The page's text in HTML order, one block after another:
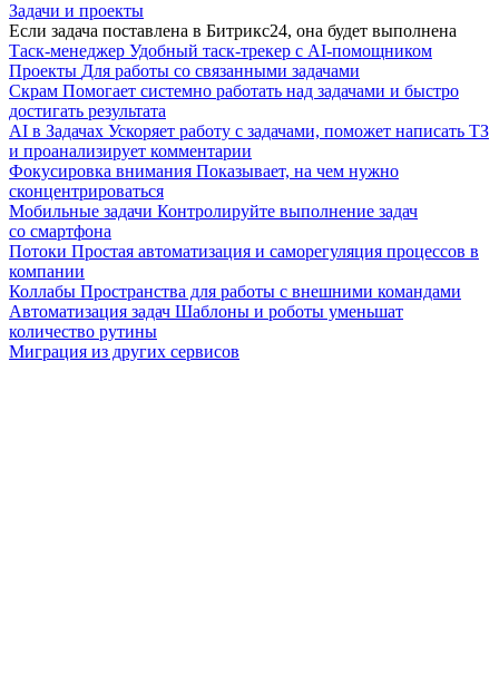
Задачи и проекты
Если задача поставлена в Битрикс24, она будет выполнена
Таск-менеджер Удобный таск-трекер с AI-помощником
Проекты Для работы со связанными задачами
Скрам Помогает системно работать над задачами и быстро
достигать результата
AI в Задачах Ускоряет работу с задачами, поможет написать ТЗ
и проанализирует комментарии
Фокусировка внимания Показывает, на чем нужно
сконцентрироваться
Мобильные задачи Контролируйте выполнение задач
со смартфона
Потоки Простая автоматизация и саморегуляция процессов в
компании
Коллабы Пространства для работы с внешними командами
Автоматизация задач Шаблоны и роботы уменьшат
количество рутины
Миграция из других сервисов